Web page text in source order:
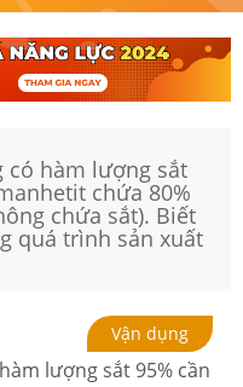
có hàm lượng sắt
chứa 80%
chứa sắt). Biết
quá trình sản xuất
Vận dụng
lượng sắt 95% cần